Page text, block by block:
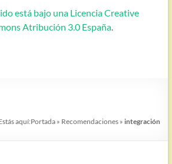
está bajo una Licencia Creative
Atribución 3.0 España.
aquí:Portada » Recomendaciones »integración